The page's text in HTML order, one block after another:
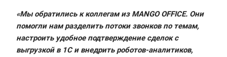
«Мы обратились к коллегам из MANGO OFFICE. Они
помогли нам разделить потоки звонков по темам,
настроить удобное подтверждение сделок с
выгрузкой в 1С и внедрить роботов-аналитиков,